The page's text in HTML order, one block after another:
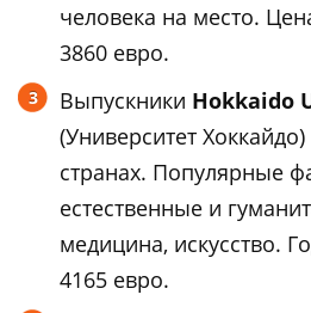
человека на место.
3860 евро.
Выпускники Hokkaido
(Университет
странах. Популярные
естественные и
медицина, искусство.
4165 евро.